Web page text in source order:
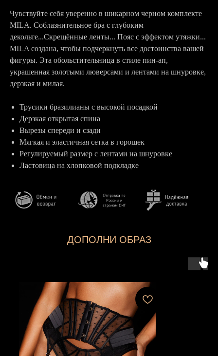
Чувствуйте себя уверенно в шикарном черном комплекте
MILA. Соблазнительное бра с глубоким
декольте...Скрещённые ленты... Пояс с эффектом утяжки...
MILA создана, чтобы подчеркнуть все достоинства вашей
фигуры. Эта обольстительница в стиле пин-ап,
украшенная золотыми люверсами и лентами на шнуровке,
дерзкая и милая.
Трусики бразилианы с высокой посадкой
Дерзкая открытая спина
Вырезы спереди и сзади
Мягкая и эластичная сетка в горошек
Регулируемый размер с лентами на шнуровке
Ластовица на хлопковой подкладке
ДОПОЛНИ ОБРАЗ